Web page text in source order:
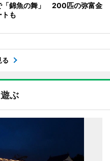
「錦魚の舞」 200匹の弥富金
トも
る
ぶ